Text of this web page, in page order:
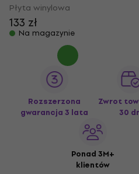
Płyta winylowa
133 zł
Na magazynie
Rozszerzona
gwarancja 3 lata
Zwrot
30
Ponad 3M+
klientów